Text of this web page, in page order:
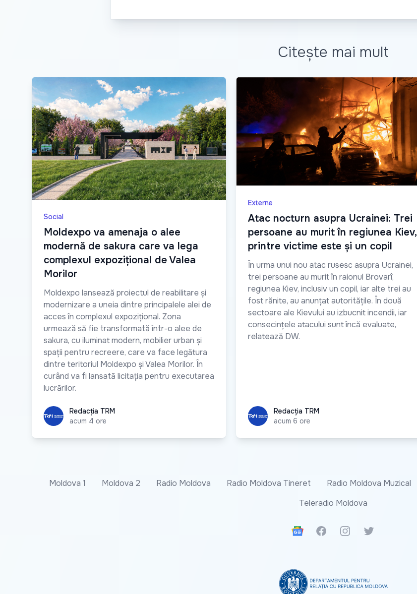
Citește mai mult
Social
Moldexpo va amenaja o alee
modernă de sakura care va lega
complexul expozițional de Valea
Morilor
Moldexpo lansează proiectul de reabilitare și
modernizare a uneia dintre principalele alei de
acces în complexul expozițional. Zona
urmează să fie transformată într-o alee de
sakura, cu iluminat modern, mobilier urban și
spații pentru recreere, care va face legătura
dintre teritoriul Moldexpo și Valea Morilor. În
curând va fi lansată licitația pentru executarea
lucrărilor.
Redacția TRM
Redacția TRM
acum 4 ore
Externe
Atac nocturn asupra Ucrainei: Trei
persoane au murit în regiunea Kiev,
printre victime este și un copil
În urma unui nou atac rusesc asupra Ucrainei,
trei persoane au murit în raionul Brovarî,
regiunea Kiev, inclusiv un copil, iar alte trei au
fost rănite, au anunțat autoritățile. În două
sectoare ale Kievului au izbucnit incendii, iar
consecințele atacului sunt încă evaluate,
relatează DW.
Redacția TRM
Redacția TRM
acum 6 ore
Moldova 1 Moldova 2 Radio Moldova Radio Moldova Tineret Radio Moldova Muzical
Teleradio Moldova
Google News
FacebookInstagramTwitter